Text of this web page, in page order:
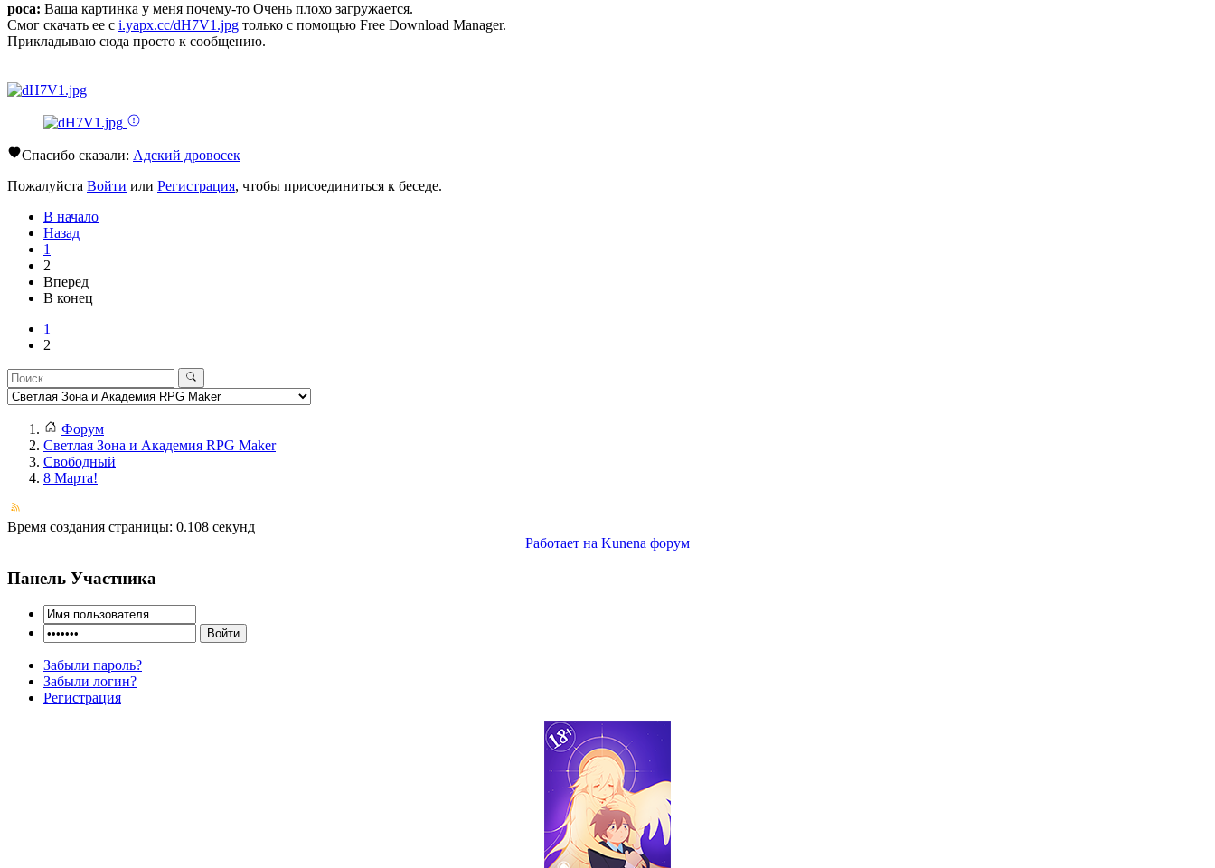
poca: Ваша картинка у меня почему-то Очень плохо загружается.
Смог скачать ее с i.yapx.cc/dH7V1.jpg только с помощью Free Download Manager.
Прикладываю сюда просто к сообщению.
Спасибо сказали: Адский дровосек
Пожалуйста Войти или Регистрация, чтобы присоединиться к беседе.
В начало
Назад
1
2
Вперед
В конец
1
2
Форум
Светлая Зона и Академия RPG Maker
Свободный
8 Марта!
Время создания страницы: 0.108 секунд
Работает на Kunena форум
Панель Участника
Забыли пароль?
Забыли логин?
Регистрация